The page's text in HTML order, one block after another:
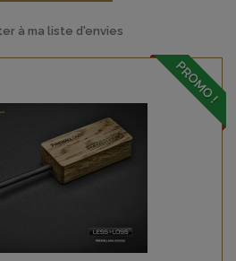
à ma liste d'envies
PROMO !